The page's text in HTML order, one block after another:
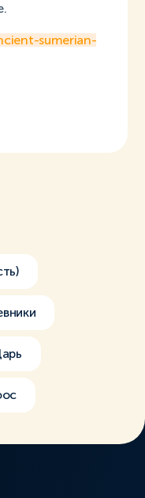
sumerian-